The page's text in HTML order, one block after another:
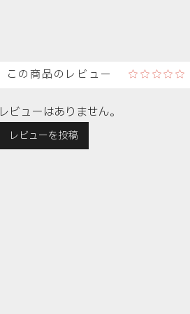
この商品のレビュー ☆☆☆☆☆
レビューはありません。
レビューを投稿